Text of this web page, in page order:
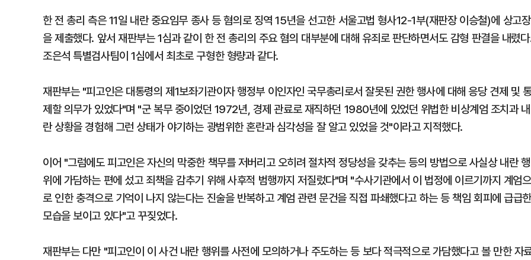
한 전 총리 측은 11일 내란 중요임무 종사 등 혐의로 징역 15년을 선고한 서울고법 형사12-1부(재판장 이승철)에 상고장
을 제출했다. 앞서 재판부는 1심과 같이 한 전 총리의 주요 혐의 대부분에 대해 유죄로 판단하면서도 감형 판결을 내렸
조은석 특별검사팀이 1심에서 최초로 구형한 형량과 같다.
재판부는 "피고인은 대통령의 제1보좌기관이자 행정부 이인자인 국무총리로서 잘못된 권한 행사에 대해 응당 견제 및
제할 의무가 있었다"며 "군 복무 중이었던 1972년, 경제 관료로 재직하던 1980년에 있었던 위법한 비상계엄 조치과 내
란 상황을 경험해 그런 상태가 야기하는 광범위한 혼란과 심각성을 잘 알고 있었을 것"이라고 지적했다.
이어 "그럼에도 피고인은 자신의 막중한 책무를 저버리고 오히려 절차적 정당성을 갖추는 등의 방법으로 사실상 내란 행
위에 가담하는 편에 섰고 죄책을 감추기 위해 사후적 범행까지 저질렀다"며 "수사기관에서 이 법정에 이르기까지 계엄으
로 인한 충격으로 기억이 나지 않는다는 진술을 반복하고 계엄 관련 문건을 직접 파쇄했다고 하는 등 책임 회피에 급급
모습을 보이고 있다"고 꾸짖었다.
재판부는 다만 "피고인이 이 사건 내란 행위를 사전에 모의하거나 주도하는 등 보다 적극적으로 가담했다고 볼 만한 자